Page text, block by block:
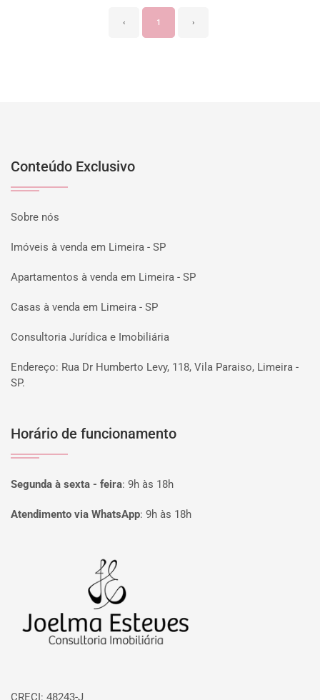
‹ 1 ›
Conteúdo Exclusivo
Sobre nós
Imóveis à venda em Limeira - SP
Apartamentos à venda em Limeira - SP
Casas à venda em Limeira - SP
Consultoria Jurídica e Imobiliária
Endereço: Rua Dr Humberto Levy, 118, Vila Paraiso, Limeira -
SP.
Horário de funcionamento
Segunda à sexta - feira: 9h às 18h
Atendimento via WhatsApp: 9h às 18h
CRECI: 48243-J